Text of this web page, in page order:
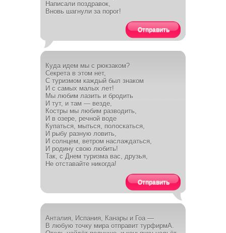
Написали поздравок,
Вновь шагнули за порог!
Отправить
Куда идем мы с рюкзаком?
Секрета в этом нет,
С туризмом каждый был знаком
И с самых малых лет!
Мы любим лазить и бродить
И тут, и там — везде,
Костры мы любим разводить,
И в озере, речной воде
Купаться, мыться, полоскаться,
И рыбу разную ловить,
И солнцем, ветром наслаждаться,
И родину свою любить!
Так, с Днем туризма вас, друзья,
Не отставайте никогда!
Отправить
Анталия, Испания, Канары и Гоа —
В любую точку мира отправит турфирмА.